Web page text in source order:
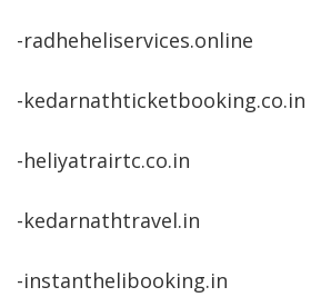
-radheheliservices.online
-kedarnathticketbooking.co.in
-heliyatrairtc.co.in
-kedarnathtravel.in
-instanthelibooking.in